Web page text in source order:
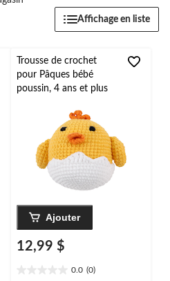
Affichage en liste
Trousse de crochet
pour Pâques bébé
poussin, 4 ans et plus
Ajouter
12,99 $
0.0 (0)